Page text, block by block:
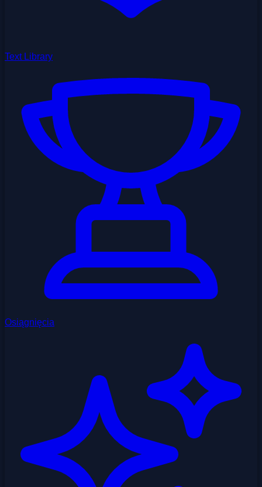
Text Library
Osiągnięcia